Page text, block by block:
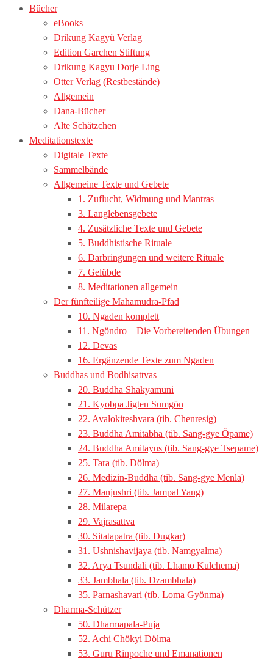
Bücher
eBooks
Drikung Kagyü Verlag
Edition Garchen Stiftung
Drikung Kagyu Dorje Ling
Otter Verlag (Restbestände)
Allgemein
Dana-Bücher
Alte Schätzchen
Meditationstexte
Digitale Texte
Sammelbände
Allgemeine Texte und Gebete
1. Zuflucht, Widmung und Mantras
3. Langlebensgebete
4. Zusätzliche Texte und Gebete
5. Buddhistische Rituale
6. Darbringungen und weitere Rituale
7. Gelübde
8. Meditationen allgemein
Der fünfteilige Mahamudra-Pfad
10. Ngaden komplett
11. Ngöndro – Die Vorbereitenden Übungen
12. Devas
16. Ergänzende Texte zum Ngaden
Buddhas und Bodhisattvas
20. Buddha Shakyamuni
21. Kyobpa Jigten Sumgön
22. Avalokiteshvara (tib. Chenresig)
23. Buddha Amitabha (tib. Sang-gye Öpame)
24. Buddha Amitayus (tib. Sang-gye Tsepame)
25. Tara (tib. Dölma)
26. Medizin-Buddha (tib. Sang-gye Menla)
27. Manjushri (tib. Jampal Yang)
28. Milarepa
29. Vajrasattva
30. Sitatapatra (tib. Dugkar)
31. Ushnishavijaya (tib. Namgyalma)
32. Arya Tsundali (tib. Lhamo Kulchema)
33. Jambhala (tib. Dzambhala)
35. Parnashavari (tib. Loma Gyönma)
Dharma-Schützer
50. Dharmapala-Puja
52. Achi Chökyi Dölma
53. Guru Rinpoche und Emanationen